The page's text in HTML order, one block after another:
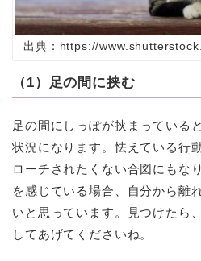
出典：https://
（1）足の間に挟む
足の間にしっぽが挟まっている
状況になります。怯えている行
ローチされたくない合図にもな
を感じている場合、自分から離
いと思っています。見つけたら
してあげてくださいね。